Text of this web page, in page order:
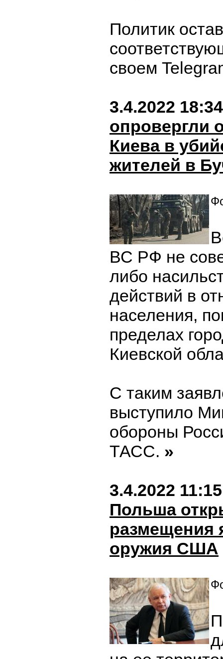
Политик
своем
3.4.2022 18:34
опровергли
Киева в
жителей в
ВС РФ не
либо
действий в
населения,
пределах
Киевской
С таким
выступило
обороны
ТАСС. »
3.4.2022 11:15
Польша
размещения
оружия США